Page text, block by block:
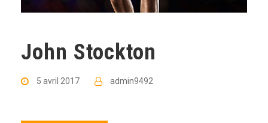
John Stockton
5 avril 2017 admin9492